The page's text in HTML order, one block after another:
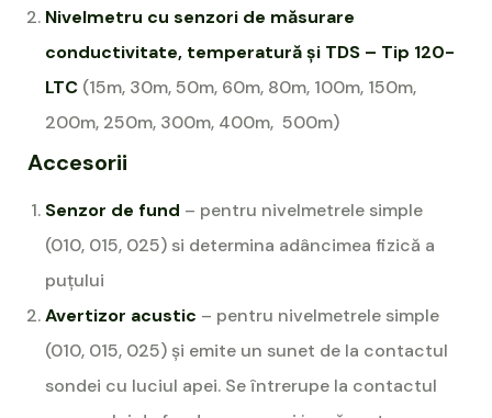
Nivelmetru cu senzori de măsurare
conductivitate, temperatură și TDS – Tip 120-
LTC (15m, 30m, 50m, 60m, 80m, 100m, 150m,
200m, 250m, 300m, 400m, 500m)
Accesorii
Senzor de fund – pentru nivelmetrele simple
(010, 015, 025) si determina adâncimea fizică a
puțului
Avertizor acustic – pentru nivelmetrele simple
(010, 015, 025) și emite un sunet de la contactul
sondei cu luciul apei. Se întrerupe la contactul